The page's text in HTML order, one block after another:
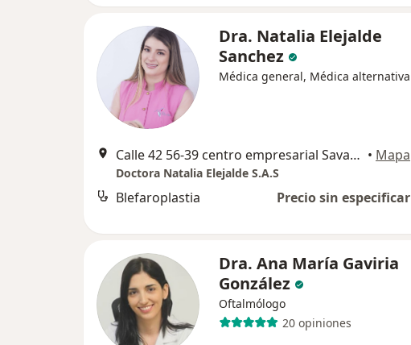
Dra. Natalia Elejalde
Sanchez
Médica general, Médica alternativa
Calle 42 56-39 centro empresarial Savanna plaza, consultorio 809, Rionegro • Mapa
Doctora Natalia Elejalde S.A.S
Blefaroplastia Precio sin especificar
Dra. Ana María Gaviria
González
Oftalmólogo
20 opiniones